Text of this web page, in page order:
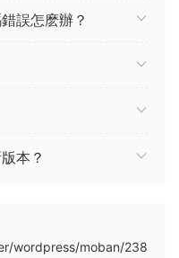
誤怎麽辦？
本？
wordpress/moban/238